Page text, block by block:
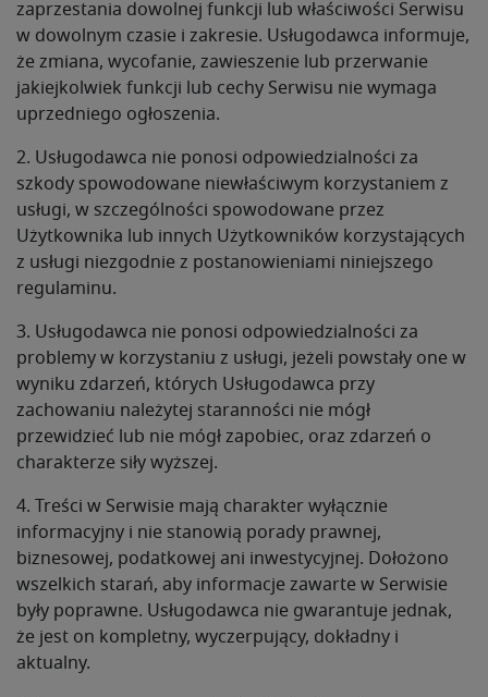
zaprzestania dowolnej funkcji lub właściwości Serwisu
w dowolnym czasie i zakresie. Usługodawca informuje,
że zmiana, wycofanie, zawieszenie lub przerwanie
jakiejkolwiek funkcji lub cechy Serwisu nie wymaga
uprzedniego ogłoszenia.
2. Usługodawca nie ponosi odpowiedzialności za
szkody spowodowane niewłaściwym korzystaniem z
usługi, w szczególności spowodowane przez
Użytkownika lub innych Użytkowników korzystających
z usługi niezgodnie z postanowieniami niniejszego
regulaminu.
3. Usługodawca nie ponosi odpowiedzialności za
problemy w korzystaniu z usługi, jeżeli powstały one w
wyniku zdarzeń, których Usługodawca przy
zachowaniu należytej staranności nie mógł
przewidzieć lub nie mógł zapobiec, oraz zdarzeń o
charakterze siły wyższej.
4. Treści w Serwisie mają charakter wyłącznie
informacyjny i nie stanowią porady prawnej,
biznesowej, podatkowej ani inwestycyjnej. Dołożono
wszelkich starań, aby informacje zawarte w Serwisie
były poprawne. Usługodawca nie gwarantuje jednak,
że jest on kompletny, wyczerpujący, dokładny i
aktualny.